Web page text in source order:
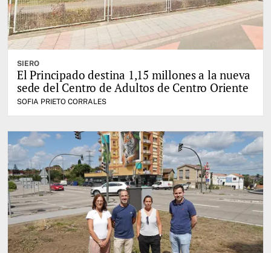
SIERO
El Principado destina 1,15 millones a la nueva
sede del Centro de Adultos de Centro Oriente
SOFIA PRIETO CORRALES